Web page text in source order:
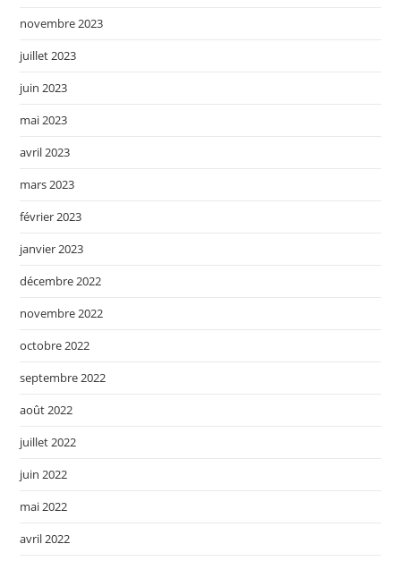
novembre 2023
juillet 2023
juin 2023
mai 2023
avril 2023
mars 2023
février 2023
janvier 2023
décembre 2022
novembre 2022
octobre 2022
septembre 2022
août 2022
juillet 2022
juin 2022
mai 2022
avril 2022